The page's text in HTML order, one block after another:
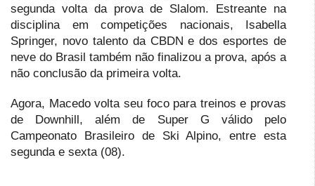
segunda volta da prova de Slalom. Estreante na
disciplina em competições nacionais, Isabella
Springer, novo talento da CBDN e dos esportes de
neve do Brasil também não finalizou a prova, após a
não conclusão da primeira volta.
Agora, Macedo volta seu foco para treinos e provas
de Downhill, além de Super G válido pelo
Campeonato Brasileiro de Ski Alpino, entre esta
segunda e sexta (08).